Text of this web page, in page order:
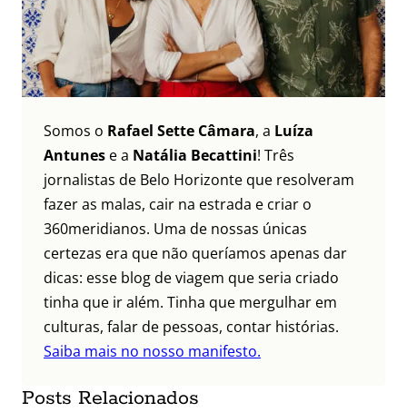
Somos o Rafael Sette Câmara, a Luíza
Antunes e a Natália Becattini! Três
jornalistas de Belo Horizonte que resolveram
fazer as malas, cair na estrada e criar o
360meridianos. Uma de nossas únicas
certezas era que não queríamos apenas dar
dicas: esse blog de viagem que seria criado
tinha que ir além. Tinha que mergulhar em
culturas, falar de pessoas, contar histórias.
Saiba mais no nosso manifesto.
Posts Relacionados